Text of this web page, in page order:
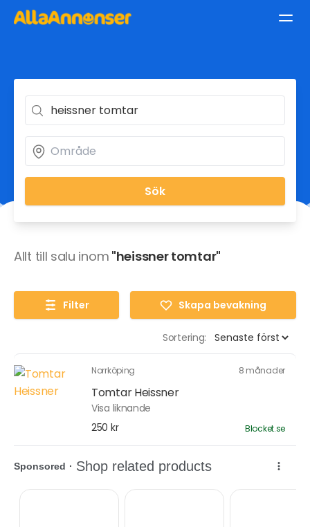
Sök
Allt till salu inom "heissner tomtar"
Filter Skapa bevakning
Sortering:
Norrköping 8 månader
Tomtar Heissner
Visa liknande
250 kr
Blocket.se